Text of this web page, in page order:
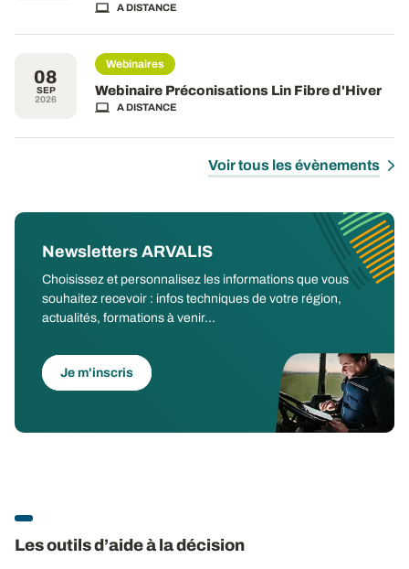
A DISTANCE
08
SEP
2026
Webinaires
Webinaire Préconisations Lin Fibre d'Hiver
A DISTANCE
Voir tous les évènements
Newsletters ARVALIS
Choisissez et personnalisez les informations que vous
souhaitez recevoir : infos techniques de votre région,
actualités, formations à venir...
Je m'inscris
Les outils d’aide à la décision